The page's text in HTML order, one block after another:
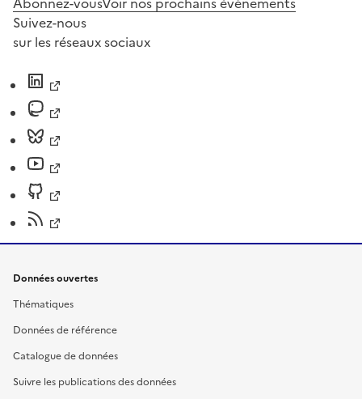
Suivez-nous
sur les réseaux sociaux
Données ouvertes
Thématiques
Données de référence
Catalogue de données
Suivre les publications des données